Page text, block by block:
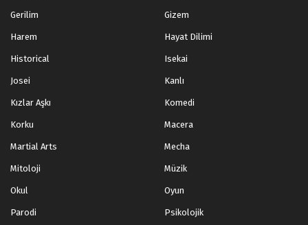
Gerilim Gizem
Harem Hayat Dilimi
Historical Isekai
Josei Kanlı
Kızlar Aşkı Komedi
Korku Macera
Martial Arts Mecha
Mitoloji Müzik
Okul Oyun
Parodi Psikolojik